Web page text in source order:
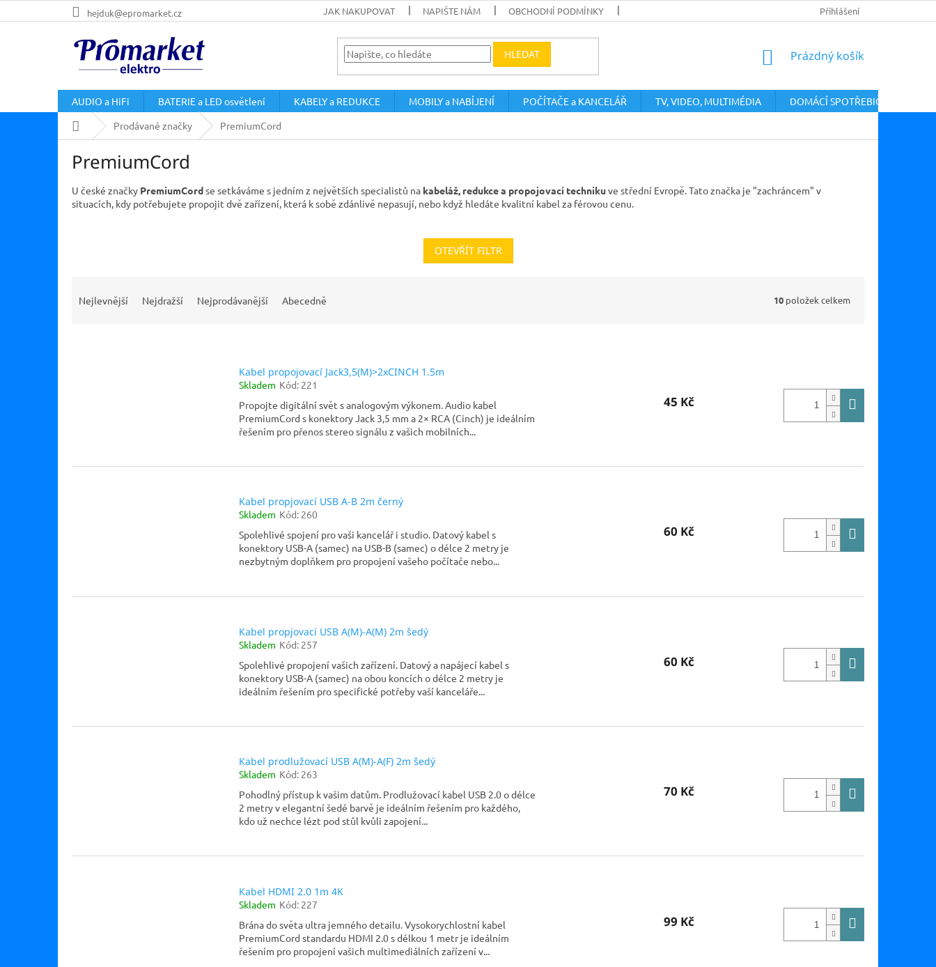
na
hejduk@epromarket.cz JAK NAKUPOVAT NAPIŠTE NÁM OBCHODNÍ PODMÍNKY VRÁCENÍ ZBOŽÍ A
Přihlášení
HLEDAT
NÁKUPNÍ
Prázdný košík
AUDIO a HiFi BATERIE a LED osvětlení KABELY a REDUKCE MOBILY a NABÍJENÍ POČÍTAČE a KANCELÁŘ TV, VIDEO, MULTIMÉDIA
DOMÁCÍ SPOTŘEBIČE
Domů
Prodávané značky PremiumCord
PremiumCord
U české značky PremiumCordse setkáváme s jedním z největších specialistů na kabeláž, redukce a propojovací technikuve střední Evropě. Tato značka je "zachráncem" v
situacích, kdy potřebujete propojit dvě zařízení, která k sobě zdánlivě nepasují, nebo když hledáte kvalitní kabel za férovou cenu.
OTEVŘÍT FILTR
t
Nejlevnější Nejdražší Nejprodávanější Abecedně 10 položek celkem
d
Kabel propojovací Jack3,5(M)>2xCINCH 1.5m
Skladem Kód: 221
Propojte digitální svět s analogovým výkonem. Audio kabel
PremiumCord s konektory Jack 3,5 mm a 2× RCA (Cinch) je ideálním
řešením pro přenos stereo signálu z vašich mobilních...
45 Kč
Kabel propjovací USB A-B 2m černý
Skladem Kód: 260
Spolehlivé spojení pro vaši kancelář i studio. Datový kabel s
konektory USB-A (samec) na USB-B (samec) o délce 2 metry je
nezbytným doplňkem pro propojení vašeho počítače nebo...
60 Kč
Kabel propjovací USB A(M)-A(M) 2m šedý
Skladem Kód: 257
Spolehlivé propojení vašich zařízení. Datový a napájecí kabel s
konektory USB-A (samec) na obou koncích o délce 2 metry je
ideálním řešením pro specifické potřeby vaší kanceláře...
60 Kč
Kabel prodlužovací USB A(M)-A(F) 2m šedý
Skladem Kód: 263
Pohodlný přístup k vašim datům. Prodlužovací kabel USB 2.0 o délce
2 metry v elegantní šedé barvě je ideálním řešením pro každého,
kdo už nechce lézt pod stůl kvůli zapojení...
70 Kč
Kabel HDMI 2.0 1m 4K
Skladem Kód: 227
Brána do světa ultra jemného detailu. Vysokorychlostní kabel
PremiumCord standardu HDMI 2.0 s délkou 1 metr je ideálním
řešením pro propojení vašich multimediálních zařízení v...
99 Kč